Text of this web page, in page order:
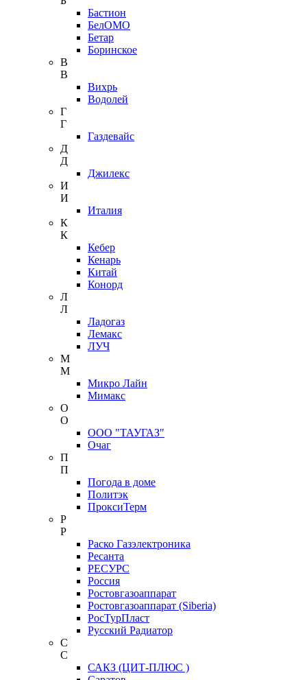
Бастион
БелОМО
Бетар
Боринское
В
В
Вихрь
Водолей
Г
Г
Газдевайс
Д
Д
Джилекс
И
И
Италия
К
К
Кебер
Кенарь
Китай
Конорд
Л
Л
Ладогаз
Лемакс
ЛУЧ
М
М
Микро Лайн
Мимакс
О
О
ООО "ТАУГАЗ"
Очаг
П
П
Погода в доме
Политэк
ПроксиТерм
Р
Р
Раско Газэлектроника
Ресанта
РЕСУРС
Россия
Ростовгазоаппарат
Ростовгазоаппарат (Siberia)
РосТурПласт
Русский Радиатор
С
С
САКЗ (ЦИТ-ПЛЮС )